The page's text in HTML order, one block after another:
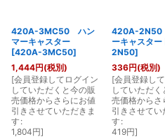
420A-3MC50 ハン
マーキャスター
[420A-3MC50]
1,444円(税別)
[会員登録してログイン
していただくと今の販
売価格からさらにお値
引きさせていただきま
す :
1,804円]
420A-2N50
ーキャスター
2N50]
336円(税別)
[会員登録し
していただく
売価格からさ
引きさせてい
す :
419円]